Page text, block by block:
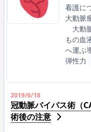
看護に
大動脈
大動
もの血
へ運ぶ
弾性力
2019/6/18
冠動脈バイパス術（
術後の注意